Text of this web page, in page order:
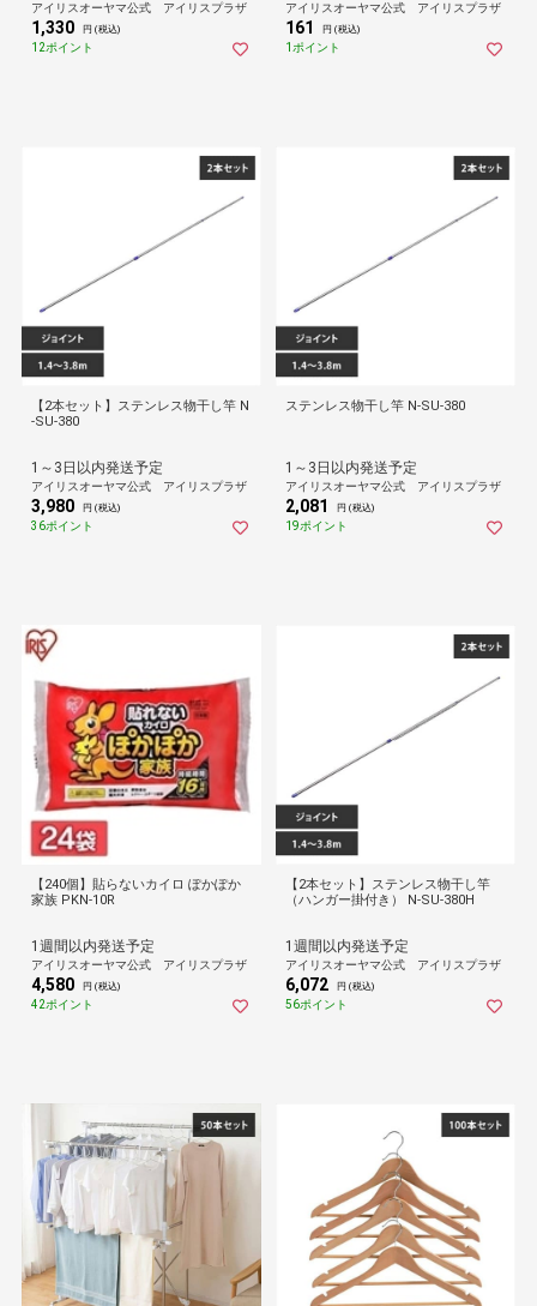
アイリスオーヤマ公式 アイリスプラザ
1,330 円 (税込)
12ポイント
アイリスオーヤマ公式 アイリスプラザ
161 円 (税込)
1ポイント
【2本セット】ステンレス物干し竿 N
-SU-380
1～3日以内発送予定
アイリスオーヤマ公式 アイリスプラザ
3,980 円 (税込)
36ポイント
ステンレス物干し竿 N-SU-380
1～3日以内発送予定
アイリスオーヤマ公式 アイリスプラザ
2,081 円 (税込)
19ポイント
【240個】貼らないカイロ ぽかぽか
家族 PKN-10R
1週間以内発送予定
アイリスオーヤマ公式 アイリスプラザ
4,580 円 (税込)
42ポイント
【2本セット】ステンレス物干し竿
（ハンガー掛付き） N-SU-380H
1週間以内発送予定
アイリスオーヤマ公式 アイリスプラザ
6,072 円 (税込)
56ポイント